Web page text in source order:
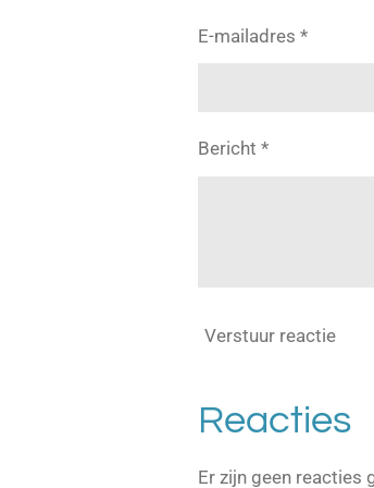
E-mailadres *
Bericht *
Verstuur reactie
Reacties
Er zijn geen reacties